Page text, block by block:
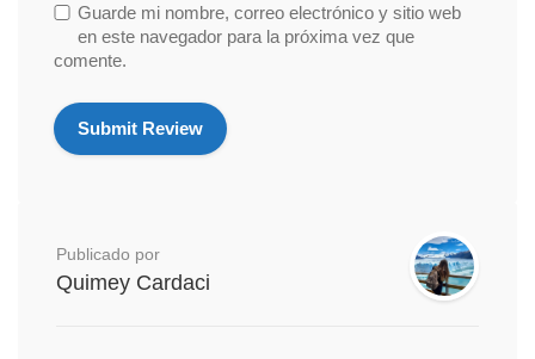
Guarde mi nombre, correo electrónico y sitio web
en este navegador para la próxima vez que
comente.
Publicado por
Quimey Cardaci